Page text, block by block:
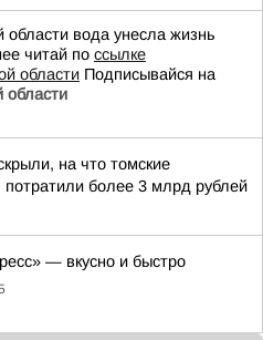
области вода унесла жизнь
читай по ссылке
области Подписывайся на
на что томские
потратили более 3 млрд рублей
— вкусно и быстро